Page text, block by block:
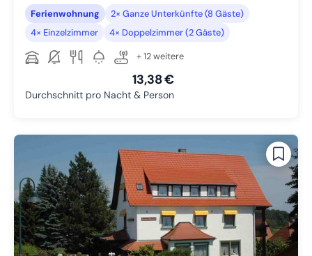
Ferienwohnung
2× Ganze Unterkünfte (8 Gäste)
4× Einzelzimmer
4× Doppelzimmer (2 Gäste)
+ 12 weitere
13,38 €
Durchschnitt pro Nacht & Person